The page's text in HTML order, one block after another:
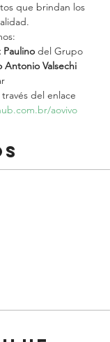
que brindan los
Paulino del Grupo
Antonio Valsechi
del enlace
aovivo